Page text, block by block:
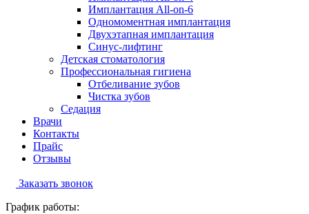
Имплантация All-on-6
Одномоментная имплантация
Двухэтапная имплантация
Синус-лифтинг
Детская стоматология
Профессиональная гигиена
Отбеливание зубов
Чистка зубов
Седация
Врачи
Контакты
Прайс
Отзывы
Заказать звонок
График работы: